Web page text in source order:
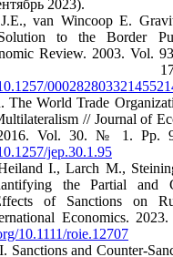
2023).
van Wincoop E.
to the Border
Review. 2003. Vol.
The World Trade
// Journal of
2016. Vol. 30. № 1. Pp.
jep.30.1.95
I., Larch M.,
the Partial and
of Sanctions on
Economics.
10.1111/roie.12707
Sanctions and Counter-